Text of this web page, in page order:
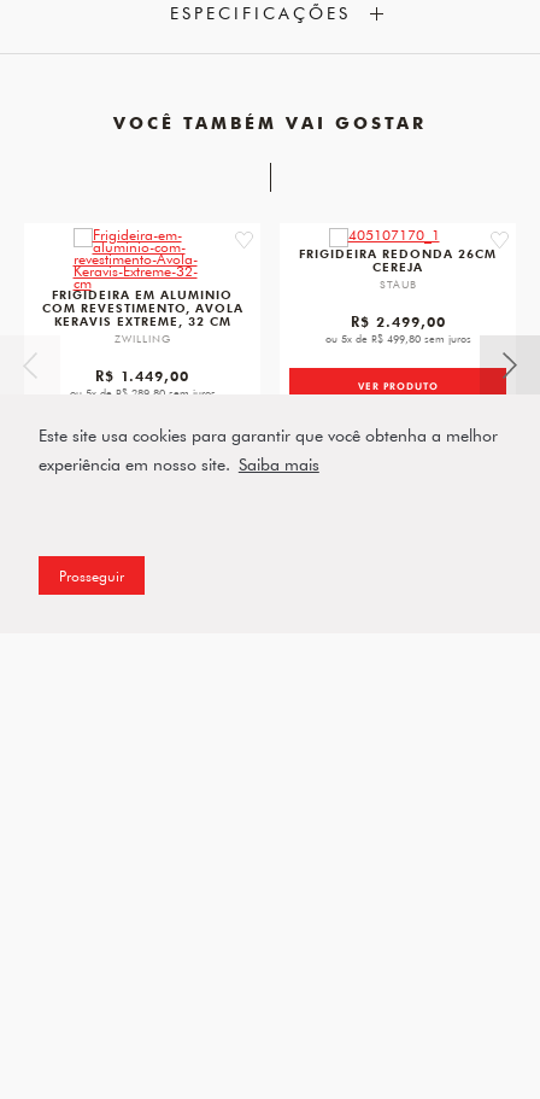
Este site usa cookies para garantir que você obtenha a melhor
experiência em nosso site. Saiba mais
Prosseguir
ESPECIFICAÇÕES
VOCÊ TAMBÉM VAI GOSTAR
favorite
FRIGIDEIRA EM ALUMINIO
COM REVESTIMENTO, AVOLA
KERAVIS EXTREME, 32 CM
ZWILLING
R$ 1.449,00
ou 5x de R$ 289,80 sem juros
VER PRODUTO
FRIGIDEIRA REDONDA 26CM
CEREJA
STAUB
R$ 2.499,00
ou 5x de R$ 499,80 sem juros
VER PRODUTO